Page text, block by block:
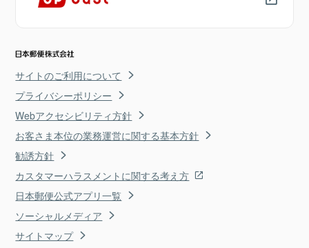
サイトのご利用について
プライバシーポリシー
Webアクセシビリティ方針
お客さま本位の業務運営に関する基本方針
勧誘方針
カスタマーハラスメントに関する考え方
日本郵便公式アプリ一覧
ソーシャルメディア
サイトマップ